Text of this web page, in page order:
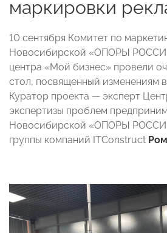
маркировки
10 сентября Комитет по
Новосибирской «ОПОРЫ
центра «Мой бизнес» провели
стол, посвященный изменениям
Куратор проекта — эксперт
экспертизы проблем
Новосибирской «ОПОРЫ
группы компаний ITConstruct